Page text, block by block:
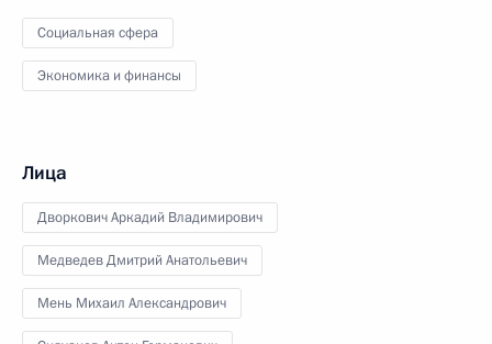
Социальная сфера
Экономика и финансы
Лица
Дворкович Аркадий Владимирович
Медведев Дмитрий Анатольевич
Мень Михаил Александрович